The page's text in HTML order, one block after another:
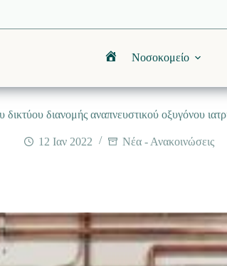
ΑρχικήΝοσοκομείο
δικτύου διανομής αναπνευστικού οξυγόνου
12 Ιαν 2022 Νέα - Ανακοινώσεις